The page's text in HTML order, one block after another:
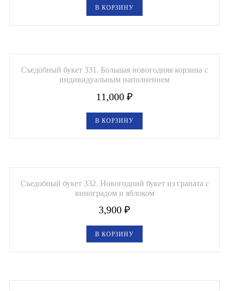
В КОРЗИНУ
Съедобный букет 331. Большая новогодняя корзина с
индивидуальным наполнением
11,000 ₽
В КОРЗИНУ
Съедобный букет 332. Новогодний букет из граната с
виноградом и яблоком
3,900 ₽
В КОРЗИНУ